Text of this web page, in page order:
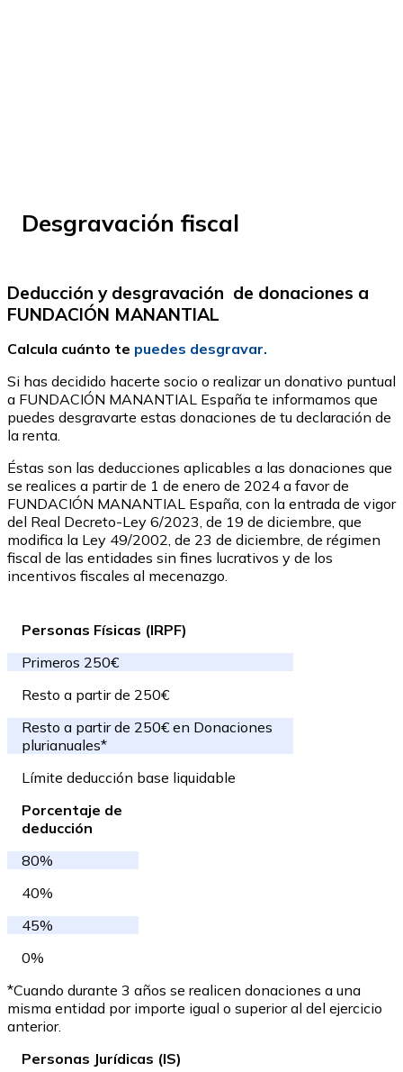
Desgravación fiscal
Deducción y desgravación de donaciones a
FUNDACIÓN MANANTIAL
Calcula cuánto te puedes desgravar.
Si has decidido hacerte socio o realizar un donativo puntual
a FUNDACIÓN MANANTIAL España te informamos que
puedes desgravarte estas donaciones de tu declaración de
la renta.
Éstas son las deducciones aplicables a las donaciones que
se realices a partir de 1 de enero de 2024 a favor de
FUNDACIÓN MANANTIAL España, con la entrada de vigor
del Real Decreto-Ley 6/2023, de 19 de diciembre, que
modifica la Ley 49/2002, de 23 de diciembre, de régimen
fiscal de las entidades sin fines lucrativos y de los
incentivos fiscales al mecenazgo.
Personas Físicas (IRPF)
Primeros 250€
Resto a partir de 250€
Resto a partir de 250€ en Donaciones
plurianuales*
Límite deducción base liquidable
Porcentaje de
deducción
80%
40%
45%
0%
*Cuando durante 3 años se realicen donaciones a una
misma entidad por importe igual o superior al del ejercicio
anterior.
Personas Jurídicas (IS)